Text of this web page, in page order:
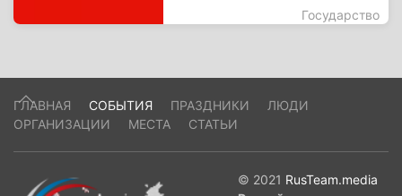
Государство
ГЛАВНАЯ СОБЫТИЯ ПРАЗДНИКИ
ЛЮДИ
ОРГАНИЗАЦИИ
МЕСТА СТАТЬИ
© 2021 RusTeam.media